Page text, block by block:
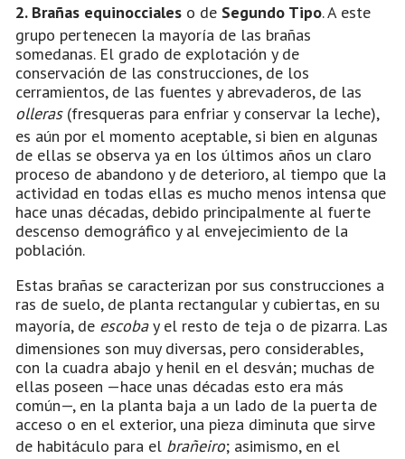
2. Brañas equinocciales o de Segundo Tipo. A este
grupo pertenecen la mayoría de las brañas
somedanas. El grado de explotación y de
conservación de las construcciones, de los
cerramientos, de las fuentes y abrevaderos, de las
olleras(fresqueras para enfriar y conservar la leche),
es aún por el momento aceptable, si bien en algunas
de ellas se observa ya en los últimos años un claro
proceso de abandono y de deterioro, al tiempo que la
actividad en todas ellas es mucho menos intensa que
hace unas décadas, debido principalmente al fuerte
descenso demográfico y al envejecimiento de la
población.
Estas brañas se caracterizan por sus construcciones a
ras de suelo, de planta rectangular y cubiertas, en su
mayoría, de escobay el resto de teja o de pizarra. Las
dimensiones son muy diversas, pero considerables,
con la cuadra abajo y henil en el desván; muchas de
ellas poseen —hace unas décadas esto era más
común—, en la planta baja a un lado de la puerta de
acceso o en el exterior, una pieza diminuta que sirve
de habitáculo para el brañeiro; asimismo, en el